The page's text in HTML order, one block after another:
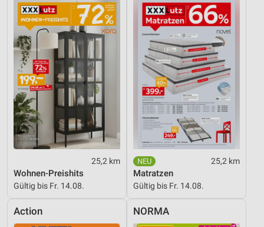
25,2 km
Wohnen-Preishits
Gültig bis Fr. 14.08.
25,2 km
Matratzen
Gültig bis Fr. 14.08.
Action NORMA
Geräte anhand von aktiv angeforderten
Informationen identifizieren
Nicht-IAB-Verarbeitungszwecke:
Notwendig
Performance
Funktional
Werbung